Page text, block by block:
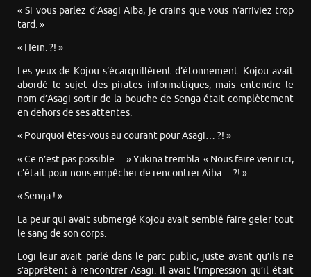
« Si vous parlez d’Asagi Aiba, je crains que vous n’arriviez trop
tard. »
« Hein. ?! »
Les yeux de Kojou s’écarquillèrent d’étonnement. Kojou avait
abordé le sujet des pirates informatiques, mais entendre le
nom d’Asagi sortir de la bouche de Senga était complètement
en dehors de ses attentes.
« Pourquoi êtes-vous au courant pour Asagi… ?! »
« Ce n’est pas possible… » Yukina trembla. « Nous faire venir ici,
c’était pour nous empêcher de rencontrer Aiba… ?! »
« Senga ! »
La peur qui avait submergé Kojou avait semblé faire geler tout
le sang de son corps.
Logi leur avait parlé dans le parc public, juste avant qu’ils ne
s’apprêtent à rencontrer Asagi. Il avait l’impression qu’il était